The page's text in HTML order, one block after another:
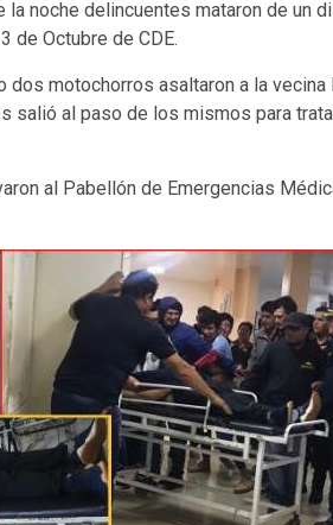
la noche delincuentes mataron de un
de Octubre de CDE.
dos motochorros asaltaron a la
salió al paso de los mismos para
al Pabellón de Emergencias